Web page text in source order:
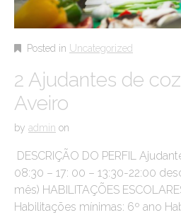
Posted in Uncategorized
2 Ajudantes de
Aveiro
by admin on
DESCRIÇÃO DO PERFIL
08:30 – 17: 00 – 13:30-22:00
mês) HABILITAÇÕES
Habilitações mínimas: 6º ano